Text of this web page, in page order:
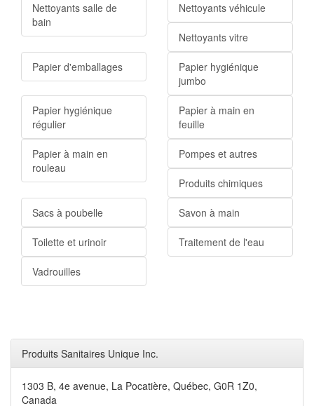
Nettoyants salle de
bain
Nettoyants véhicule
Nettoyants vitre
Papier d'emballages
Papier hygiénique
jumbo
Papier hygiénique
régulier
Papier à main en
feuille
Papier à main en
rouleau
Pompes et autres
Produits chimiques
Sacs à poubelle Savon à main
Toilette et urinoir Traitement de l'eau
Vadrouilles
Produits Sanitaires Unique Inc.
1303 B, 4e avenue, La Pocatière, Québec, G0R 1Z0,
Canada